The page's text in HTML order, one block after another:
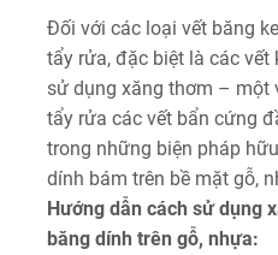
Đối với các loại vết băng
tẩy rửa, đặc biệt là các
sử dụng xăng thơm – một
tẩy rửa các vết bẩn cứng
trong những biện pháp
dính bám trên bề mặt gỗ,
Hướng dẫn cách sử dụng
băng dính trên gỗ, nhựa: